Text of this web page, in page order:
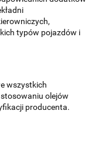
typów pojazdów i
wszystkich
olejów
producenta.